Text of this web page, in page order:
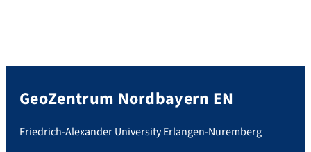
GeoZentrum Nordbayern EN
Friedrich-Alexander University Erlangen-Nuremberg